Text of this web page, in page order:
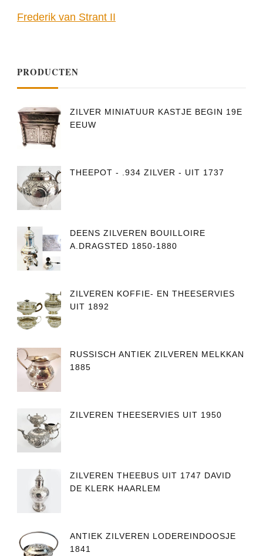
Frederik van Strant II
PRODUCTEN
ZILVER MINIATUUR KASTJE BEGIN 19E
EEUW
THEEPOT - .934 ZILVER - UIT 1737
DEENS ZILVEREN BOUILLOIRE
A.DRAGSTED 1850-1880
ZILVEREN KOFFIE- EN THEESERVIES
UIT 1892
RUSSISCH ANTIEK ZILVEREN MELKKAN
1885
ZILVEREN THEESERVIES UIT 1950
ZILVEREN THEEBUS UIT 1747 DAVID
DE KLERK HAARLEM
ANTIEK ZILVEREN LODEREINDOOSJE
1841